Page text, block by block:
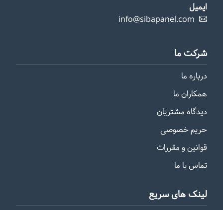
ایمیل
info@sibapanel.com
شرکت ما
درباره ما
همکاران ما
دیدگاه مشتریان
حریم خصوصی
قوانین و مقررات
تماس با ما
لینک های سریع